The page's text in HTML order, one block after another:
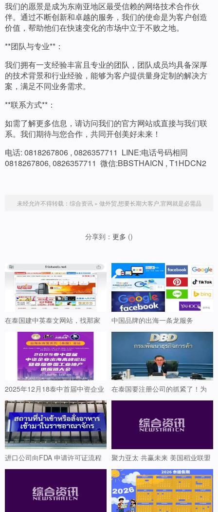
我们的愿景是成为东南亚地区最受信赖的网络技术合作伙
伴。通过不断创新和卓越的服务，我们的使命是为客户创造
价值，帮助他们在快速变化的市场中立于不败之地。
**团队与专业**：
我们拥有一支经验丰富且专业的团队，团队成员均具备深厚
的技术背景和行业经验，能够为客户提供量身定制的解决方
案，满足不同业务需求。
**联系方式**：
如需了解更多信息，请访问我们的官方网站或直接与我们联
系。我们期待与您合作，共同开创美好未来！
电话: 0818267806 , 0826357711 LINE:电话号码相同
0818267806, 0826357711 微信:BBSTHAICN , T1HDCN2
未经允许不得转载： 综合资讯» 做外贸,想要长期大客户,官网就是必需品
分享到： 更多 ()
在泰国建中英泰文网站，找那家 中国品牌的出海一条龙服务
2025年12月18泰中首届中资企业
出海高峰论坛暨首届泰国工业地
产供应链大会
在泰国要注册公司的抓紧了！为
防范和遏制 “傀儡公司（代持股
出 5 项新注册管控措施
进口公司向FDA 申请许可证流程
聚力亚太 共赢未来 美国稻业联盟
携手多家企业代表出席泰国稻米
行业年度大会